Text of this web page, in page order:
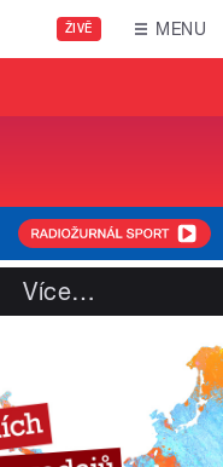
ŽIVĚ MENU
Více…